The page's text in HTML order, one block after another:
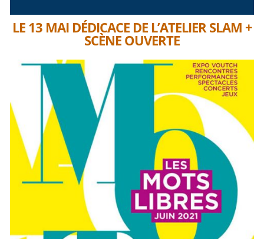
LE 13 MAI DÉDICACE DE L’ATELIER SLAM +
SCÈNE OUVERTE